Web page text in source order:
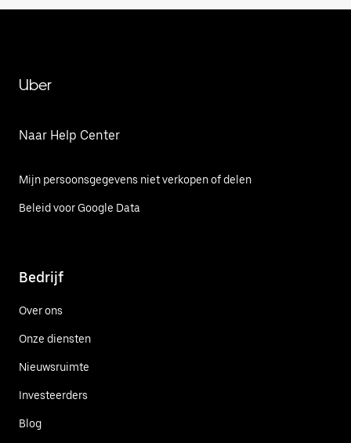
Uber
Naar Help Center
Mijn persoonsgegevens niet verkopen of delen
Beleid voor Google Data
Bedrijf
Over ons
Onze diensten
Nieuwsruimte
Investeerders
Blog